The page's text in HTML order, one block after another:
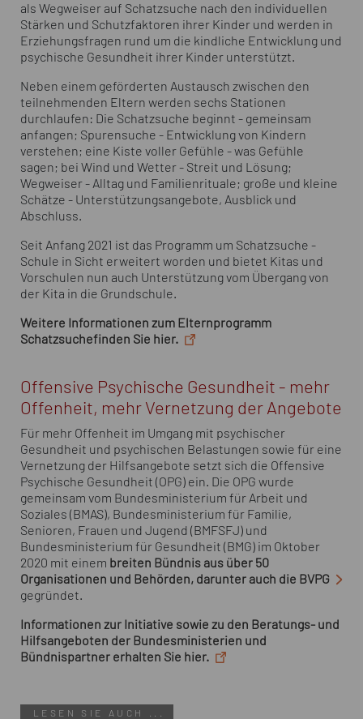
als Wegweiser auf Schatzsuche nach den individuellen
Stärken und Schutzfaktoren ihrer Kinder und werden in
Erziehungsfragen rund um die kindliche Entwicklung und
psychische Gesundheit ihrer Kinder unterstützt.
Neben einem geförderten Austausch zwischen den
teilnehmenden Eltern werden sechs Stationen
durchlaufen: Die Schatzsuche beginnt - gemeinsam
anfangen; Spurensuche - Entwicklung von Kindern
verstehen; eine Kiste voller Gefühle - was Gefühle
sagen; bei Wind und Wetter - Streit und Lösung;
Wegweiser - Alltag und Familienrituale; große und kleine
Schätze - Unterstützungsangebote, Ausblick und
Abschluss.
Seit Anfang 2021 ist das Programm um Schatzsuche -
Schule in Sicht erweitert worden und bietet Kitas und
Vorschulen nun auch Unterstützung vom Übergang von
der Kita in die Grundschule.
Weitere Informationen zum Elternprogramm
Schatzsuchefinden Sie hier.
Offensive Psychische Gesundheit - mehr
Offenheit, mehr Vernetzung der Angebote
Für mehr Offenheit im Umgang mit psychischer
Gesundheit und psychischen Belastungen sowie für eine
Vernetzung der Hilfsangebote setzt sich die Offensive
Psychische Gesundheit (OPG) ein. Die OPG wurde
gemeinsam vom Bundesministerium für Arbeit und
Soziales (BMAS), Bundesministerium für Familie,
Senioren, Frauen und Jugend (BMFSFJ) und
Bundesministerium für Gesundheit (BMG) im Oktober
2020 mit einem breiten Bündnis aus über 50
Organisationen und Behörden, darunter auch die BVPG
gegründet.
Informationen zur Initiative sowie zu den Beratungs- und
Hilfsangeboten der Bundesministerien und
Bündnispartner erhalten Sie hier.
LESEN SIE AUCH ...